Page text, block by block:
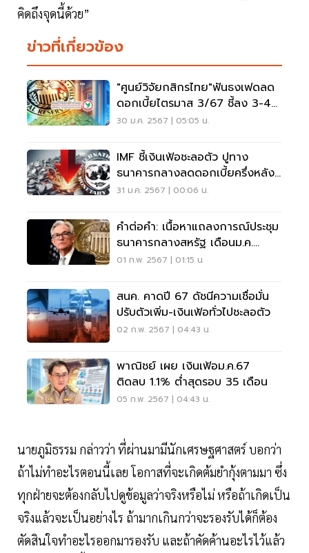
คิดถึงจุดนี้ด้วย”
ข่าวที่เกี่ยวข้อง
"ศูนย์วิจัยกสิกรไทย"ฟันธงเฟดลด
ดอกเบี้ยไตรมาส 3/67 ชี้ลง 3-4
ครั้งปีนี้
30 ม.ค. 2567 | 05:05 น.
IMF ชี้เงินเฟ้อชะลอตัว ปูทาง
ธนาคารกลางลดดอกเบี้ยครึ่งหลังปี
นี้
31 ม.ค. 2567 | 00:06 น.
คำต่อคำ: เนื้อหาแถลงการณ์ประชุม
ธนาคารกลางสหรัฐ เดือนม.ค.
2567
01 ก.พ. 2567 | 01:15 น.
สนค. คาดปี 67 ดัชนีความเชื่อมั่น
ปรับตัวเพิ่ม-เงินเฟ้อทั่วไปชะลอตัว
02 ก.พ. 2567 | 04:43 น.
พาณิชย์ เผย เงินเฟ้อม.ค.67
ติดลบ 1.1% ต่ำสุดรอบ 35 เดือน
05 ก.พ. 2567 | 04:43 น.
นายภูมิธรรม กล่าวว่า ที่ผ่านมามีนักเศรษฐศาสตร์ บอกว่า
ถ้าไม่ทำอะไรตอนนี้เลย โอกาสที่จะเกิดต้มยำกุ้งตามมา ซึ่ง
ทุกฝ่ายจะต้องกลับไปดูข้อมูลว่าจริงหรือไม่ หรือถ้าเกิดเป็น
จริงแล้วจะเป็นอย่างไร ถ้ามากเกินกว่าจะรองรับได้ก็ต้อง
ตัดสินใจทำอะไรออกมารองรับ และถ้าคัดค้านอะไรไว้แล้ว